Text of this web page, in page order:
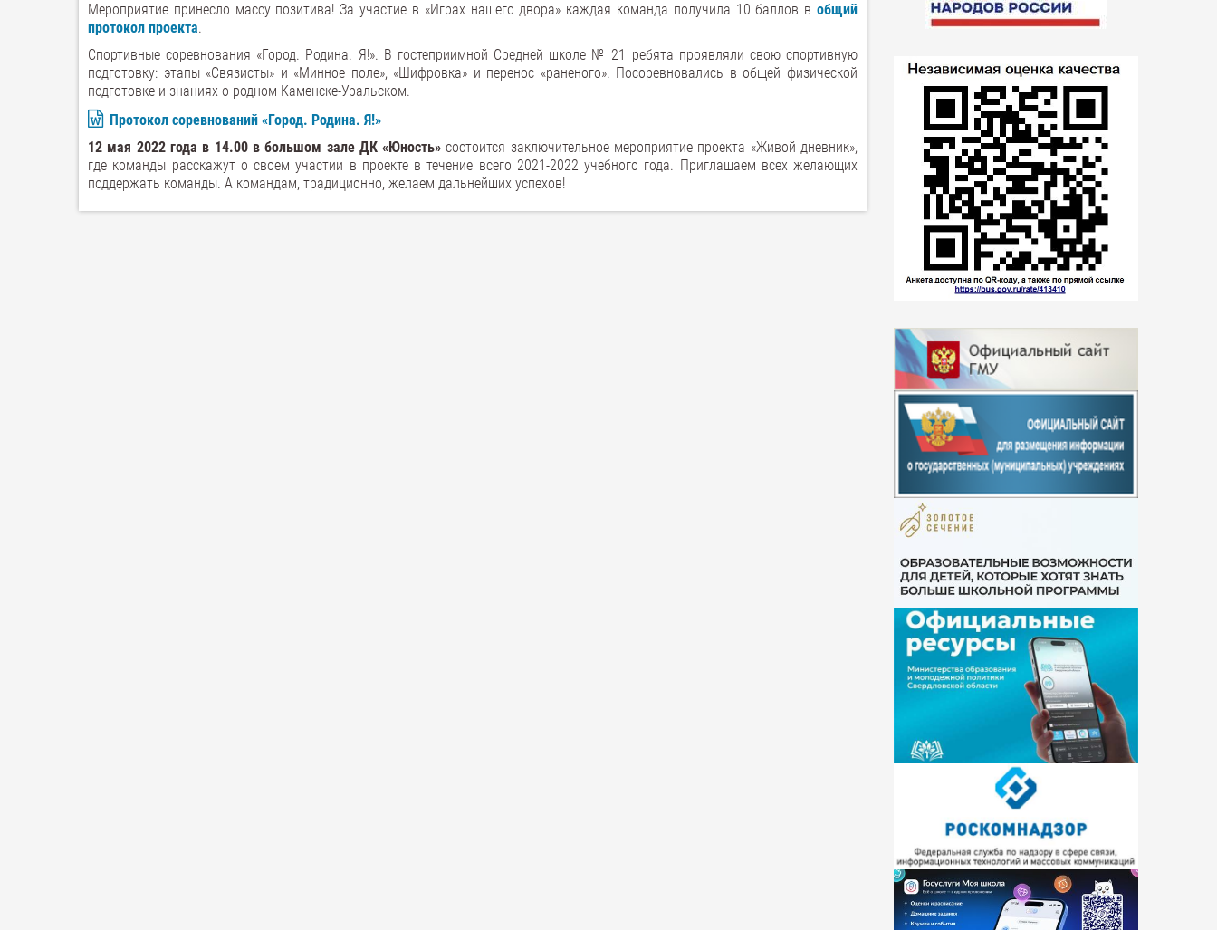
Мероприятие принесло массу позитива! За участие в «Играх нашего двора» каждая команда получила 10 баллов в общий
протокол проекта.
Спортивные соревнования «Город. Родина. Я!». В гостеприимной Средней школе № 21 ребята проявляли свою спортивную
подготовку: этапы «Связисты» и «Минное поле», «Шифровка» и перенос «раненого». Посоревновались в общей физической
подготовке и знаниях о родном Каменске-Уральском.
Протокол соревнований «Город. Родина. Я!»
12 мая 2022 года в 14.00 в большом зале ДК «Юность» состоится заключительное мероприятие проекта «Живой дневник»,
где команды расскажут о своем участии в проекте в течение всего 2021-2022 учебного года. Приглашаем всех желающих
поддержать команды. А командам, традиционно, желаем дальнейших успехов!